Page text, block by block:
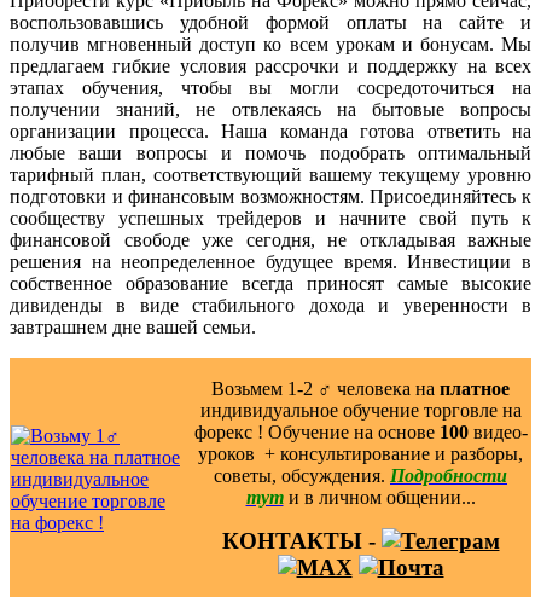
воспользовавшись удобной формой оплаты на сайте и
получив мгновенный доступ ко всем урокам и бонусам. Мы
предлагаем гибкие условия рассрочки и поддержку на всех
этапах обучения, чтобы вы могли сосредоточиться на
получении знаний, не отвлекаясь на бытовые вопросы
организации процесса. Наша команда готова ответить на
любые ваши вопросы и помочь подобрать оптимальный
тарифный план, соответствующий вашему текущему уровню
подготовки и финансовым возможностям. Присоединяйтесь к
сообществу успешных трейдеров и начните свой путь к
финансовой свободе уже сегодня, не откладывая важные
решения на неопределенное будущее время. Инвестиции в
собственное образование всегда приносят самые высокие
дивиденды в виде стабильного дохода и уверенности в
завтрашнем дне вашей семьи.
Возьмем 1-2 ‍♂️ человека на платное
индивидуальное обучение торговле на
форекс ! Обучение на основе 100видео-
уроков ️ + консультирование и разборы,
советы, обсуждения. Подробности
тут и в личном общении...
КОНТАКТЫ -